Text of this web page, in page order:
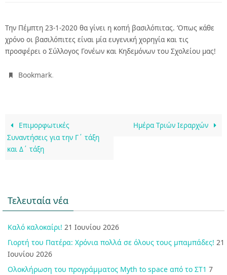
Την Πέμπτη 23-1-2020 θα γίνει η κοπή βασιλόπιτας. ‘Οπως κάθε
χρόνο οι βασιλόπιτες είναι μία ευγενική χορηγία και τις
προσφέρει ο Σύλλογος Γονέων και Κηδεμόνων του Σχολείου μας!
Bookmark.
Επιμορφωτικές
Συναντήσεις για την Γ΄ τάξη
και Δ΄ τάξη
Ημέρα Τριών Ιεραρχών
Τελευταία νέα
Καλό καλοκαίρι! 21 Ιουνίου 2026
Γιορτή του Πατέρα: Χρόνια πολλά σε όλους τους μπαμπάδες! 21
Ιουνίου 2026
Ολοκλήρωση του προγράμματος Myth to space από το ΣΤ1 7